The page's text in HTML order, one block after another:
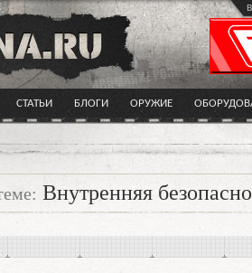
СТАТЬИ БЛОГИ ОРУЖИЕ
Внутренняя